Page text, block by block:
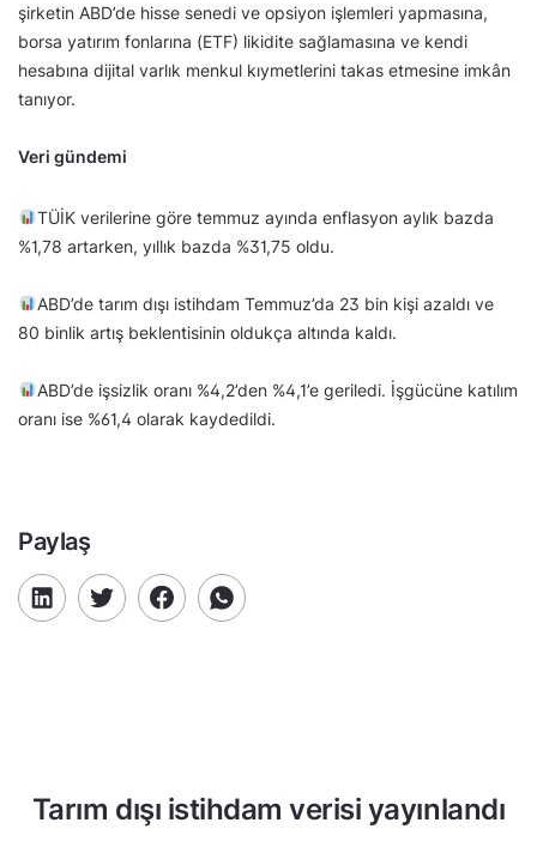
şirketin ABD’de hisse senedi ve opsiyon işlemleri yapmasına,
borsa yatırım fonlarına (ETF) likidite sağlamasına ve kendi
hesabına dijital varlık menkul kıymetlerini takas etmesine imkân
tanıyor.
Veri gündemi
TÜİK verilerine göre temmuz ayında enflasyon aylık bazda
%1,78 artarken, yıllık bazda %31,75 oldu.
ABD’de tarım dışı istihdam Temmuz’da 23 bin kişi azaldı ve
80 binlik artış beklentisinin oldukça altında kaldı.
ABD’de işsizlik oranı %4,2’den %4,1’e geriledi. İşgücüne katılım
oranı ise %61,4 olarak kaydedildi.
Paylaş
Tarım dışı istihdam verisi yayınlandı